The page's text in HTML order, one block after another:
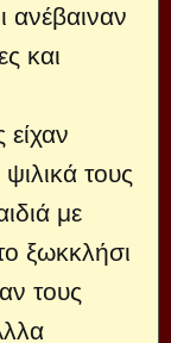
ανέβαιναν
και
τους
με
ξωκκλήσι
τους